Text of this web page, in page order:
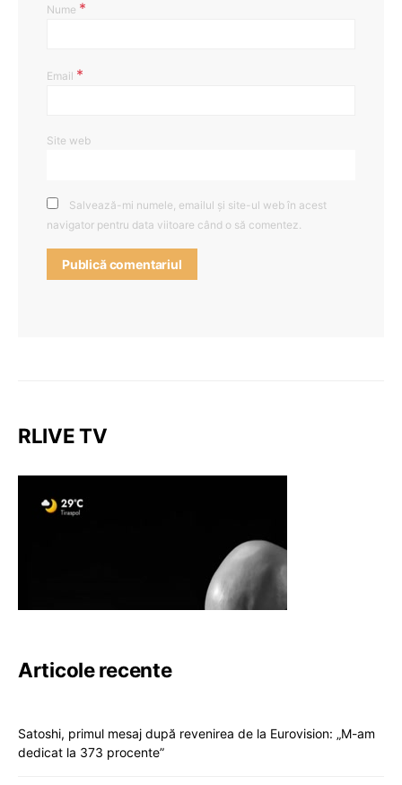
Nume *
Email *
Site web
Salvează-mi numele, emailul și site-ul web în acest
navigator pentru data viitoare când o să comentez.
RLIVE TV
Articole recente
Satoshi, primul mesaj după revenirea de la Eurovision: „M-am
dedicat la 373 procente”